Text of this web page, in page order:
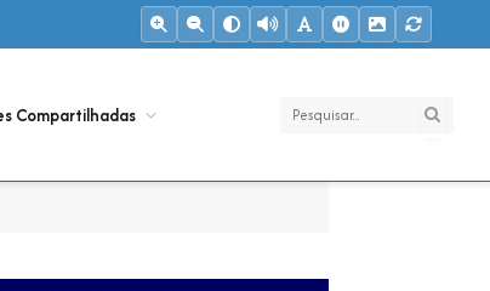
Compartilhadas